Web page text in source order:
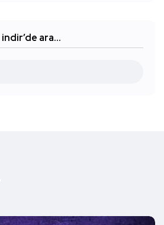
indir’de ara…